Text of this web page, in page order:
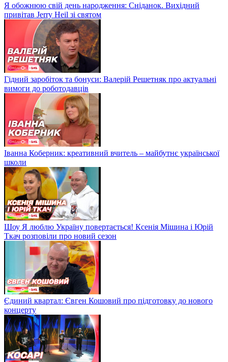
Я обожнюю свій день народження: Сніданок. Вихідний
привітав Jerry Heil зі святом
Гідний заробіток та бонуси: Валерій Решетняк про актуальні
вимоги до роботодавців
Іванна Коберник: креативний вчитель – майбутнє української
школи
Шоу Я люблю Україну повертається! Ксенія Мішина і Юрій
Ткач розповіли про новий сезон
Єдиний квартал: Євген Кошовий про підготовку до нового
концерту